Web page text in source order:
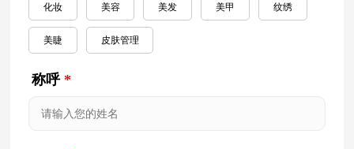
化妆 美容 美发 美甲 纹绣
美睫 皮肤管理
称呼 *